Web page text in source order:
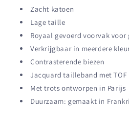
Zacht katoen
Lage taille
Royaal gevoerd voorvak
Verkrijgbaar in meerdere
Contrasterende biezen
Jacquard tailleband met TOF
Met trots ontworpen in Parijs
Duurzaam: gemaakt in